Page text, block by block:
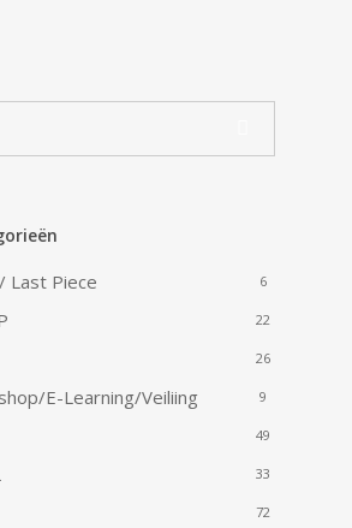
Last Piece 6
22
26
E-Learning/Veiliing 9
49
33
72